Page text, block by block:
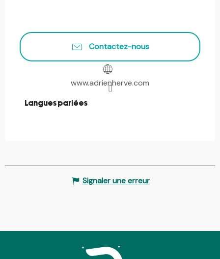
Contactez-nous
www.adrienherve.com
Langues parlées
Langues parlées
Signaler une erreur